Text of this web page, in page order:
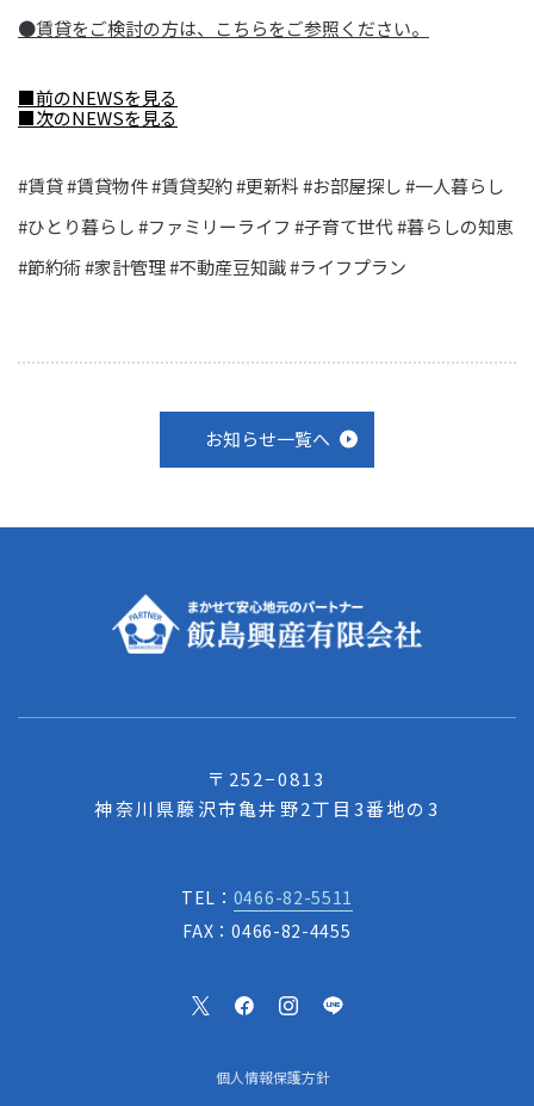
●賃貸をご検討の方は、こちらをご参照ください。
■前のNEWSを見る
■次のNEWSを見る
#賃貸 #賃貸物件 #賃貸契約 #更新料 #お部屋探し #一人暮らし
#ひとり暮らし #ファミリーライフ #子育て世代 #暮らしの知恵
#節約術 #家計管理 #不動産豆知識 #ライフプラン
お知らせ一覧へ
〒252−0813
神奈川県藤沢市亀井野2丁目3番地の3
TEL： 0466-82-5511
FAX：0466-82-4455
個人情報保護方針